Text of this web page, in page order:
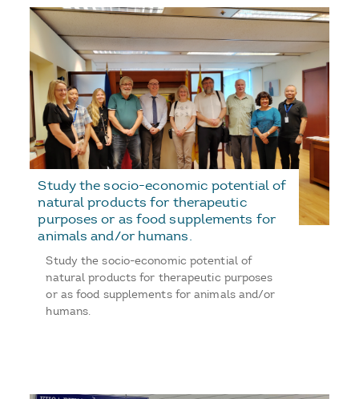
Study the socio-economic potential of
natural products for therapeutic
purposes or as food supplements for
animals and/or humans.
Study the socio-economic potential of
natural products for therapeutic purposes
or as food supplements for animals and/or
humans.